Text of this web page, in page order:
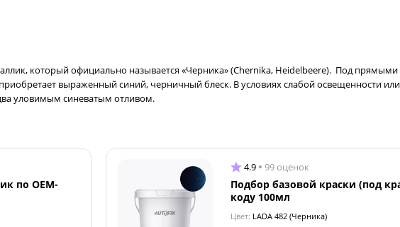
который официально называется «Черника» (Chernika, Heidelbeere). Под
выраженный синий, черничный блеск. В условиях слабой освещенности
уловимым синеватым отливом.
по OEM-
4.9 99 оценок
Подбор базовой краски (под
коду 100мл
Цвет: LADA 482 (Черника)